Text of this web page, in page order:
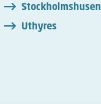
Stockholmshusen
Uthyres